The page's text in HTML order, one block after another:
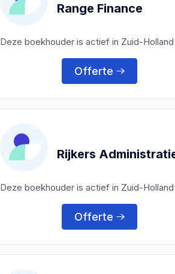
Range Finance
Deze boekhouder is actief in Zuid-
Offerte
Rijkers
Deze boekhouder is actief in Zuid-
Offerte